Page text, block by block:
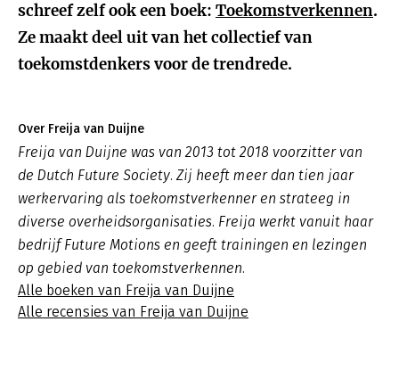
schreef zelf ook een boek: Toekomstverkennen.
Ze maakt deel uit van het collectief van
toekomstdenkers voor de trendrede.
Over Freija van Duijne
Freija van Duijne was van 2013 tot 2018 voorzitter van
de Dutch Future Society. Zij heeft meer dan tien jaar
werkervaring als toekomstverkenner en strateeg in
diverse overheidsorganisaties. Freija werkt vanuit haar
bedrijf Future Motions en geeft trainingen en lezingen
op gebied van toekomstverkennen.
Alle boeken van Freija van Duijne
Alle recensies van Freija van Duijne